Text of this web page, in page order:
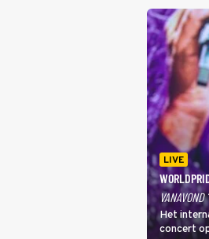
LIVE
VANAVOND
Het
concert